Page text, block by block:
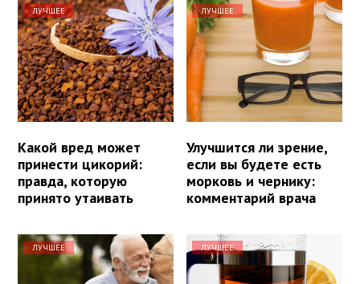
ЛУЧШЕЕ
Какой вред может
принести цикорий:
правда, которую
принято утаивать
ЛУЧШЕЕ
Улучшится ли зрение,
если вы будете есть
морковь и чернику:
комментарий врача
ЛУЧШЕЕ ЛУЧШЕЕ